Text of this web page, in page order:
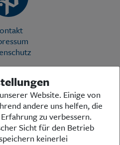
(PAZ) ist eine einzigartige Stimme
Woche für Woche berichtet sie
in Politik, Kultur und Wirtschaft und
unserer Gesellschaft
die Redaktion dem traditionellen
Das alte Preußen stand und
Website. Einige von
andere uns helfen, die
zu verbessern.
Sicht für den Betrieb
keinerlei